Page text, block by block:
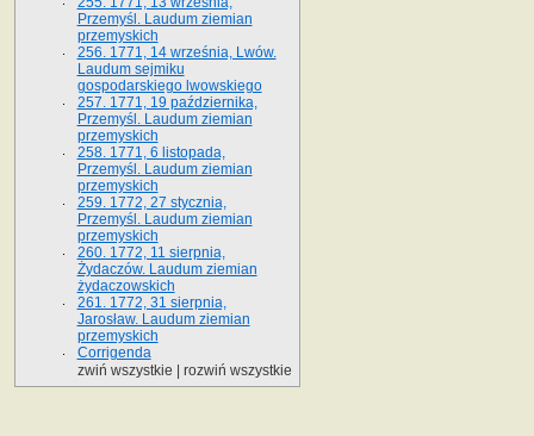
Przemyśl. Laudum ziemian
przemyskich
256. 1771, 14 września, Lwów.
Laudum sejmiku
gospodarskiego lwowskiego
257. 1771, 19 października,
Przemyśl. Laudum ziemian
przemyskich
258. 1771, 6 listopada,
Przemyśl. Laudum ziemian
przemyskich
259. 1772, 27 stycznia,
Przemyśl. Laudum ziemian
przemyskich
260. 1772, 11 sierpnia,
Żydaczów. Laudum ziemian
żydaczowskich
261. 1772, 31 sierpnia,
Jarosław. Laudum ziemian
przemyskich
Corrigenda
zwiń wszystkie
rozwiń wszystkie